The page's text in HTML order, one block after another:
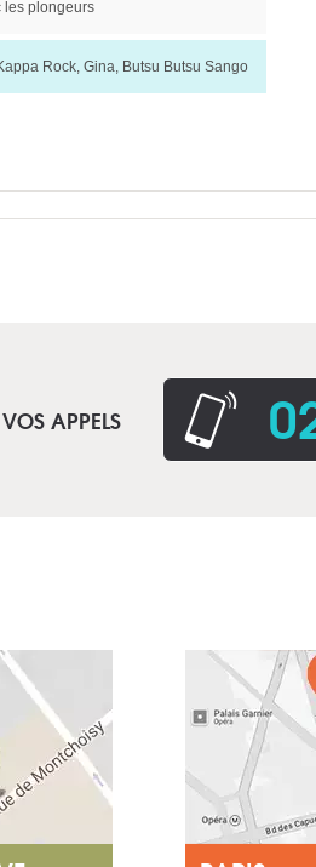
les plongeurs
Rock, Gina, Butsu Butsu Sango
APPELS